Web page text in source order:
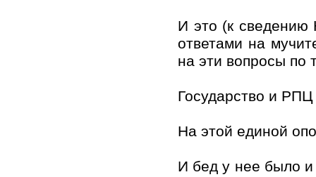
И это (к сведению
ответами на
на эти вопросы по
Государство и
На этой единой
И бед у нее было и